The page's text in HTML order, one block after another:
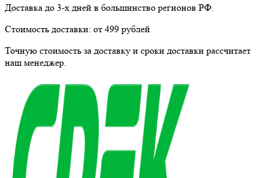
Доставка до 3-х дней в большинство регионов РФ.
Стоимость доставки: от 499 рублей
Точную стоимость за доставку и сроки доставки рассчитает
наш менеджер.